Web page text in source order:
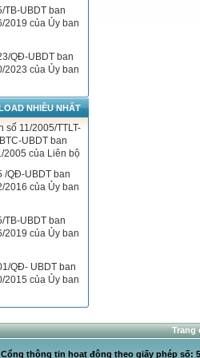
TB-UBDT ban
2019 của Ủy ban
QĐ-UBDT ban
2023 của Ủy ban
NHIỀU NHẤT
số 11/2005/TTLT-
UBDT ban
2005 của Liên bộ
/QĐ-UBDT ban
2016 của Ủy ban
TB-UBDT ban
2019 của Ủy ban
QĐ- UBDT ban
2015 của Ủy ban
Trang
Cổng thông tin hoạt động theo giấy phép số: